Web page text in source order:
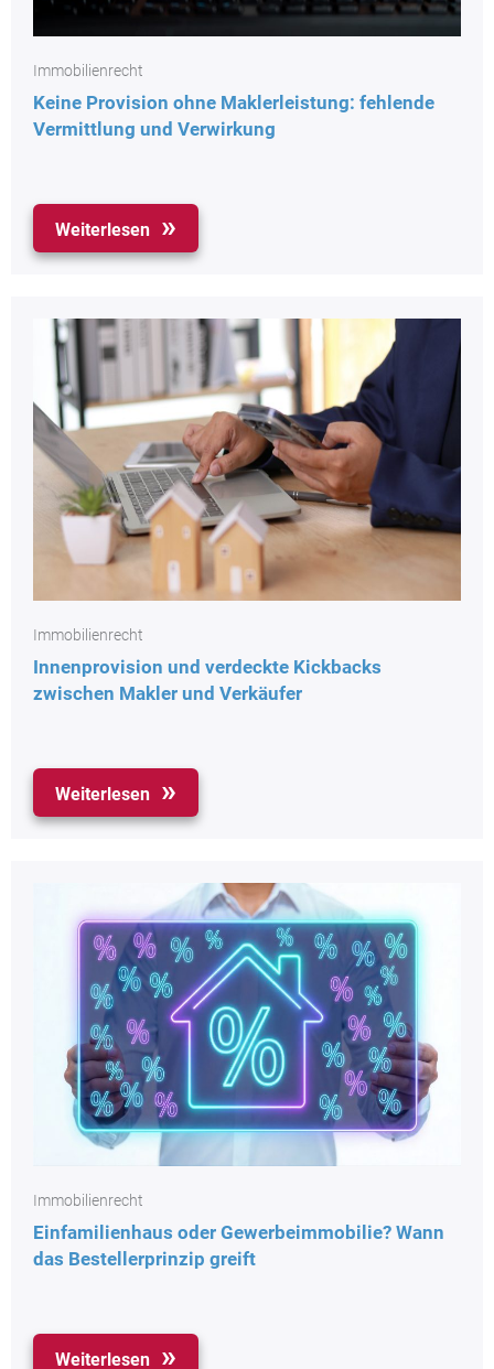
Immobilienrecht
Keine Provision ohne Maklerleistung: fehlende
Vermittlung und Verwirkung
Weiterlesen
Immobilienrecht
Innenprovision und verdeckte Kickbacks
zwischen Makler und Verkäufer
Weiterlesen
Immobilienrecht
Einfamilienhaus oder Gewerbeimmobilie? Wann
das Bestellerprinzip greift
Weiterlesen